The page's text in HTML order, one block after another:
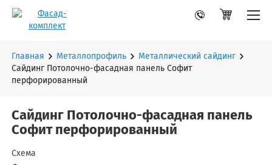
Главная Металлопрофиль
Металлический сайдинг
Сайдинг Потолочно-фасадная панель Софит
перфорированный
Сайдинг Потолочно-фасадная панель
Софит перфорированный
Схема